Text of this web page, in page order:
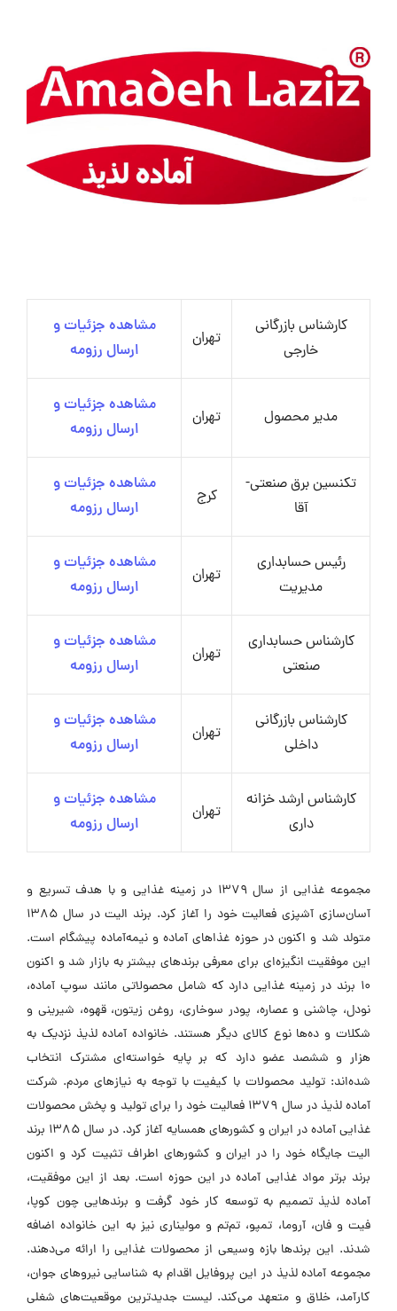
کارشناس بازرگانی
خارجی
تهران
مشاهده جزئیات و
ارسال رزومه
مدیر محصول تهران
مشاهده جزئیات و
ارسال رزومه
تکنسین برق صنعتی-
آقا
کرج
مشاهده جزئیات و
ارسال رزومه
رئیس حسابداری
مدیریت
تهران
مشاهده جزئیات و
ارسال رزومه
کارشناس حسابداری
صنعتی
تهران
مشاهده جزئیات و
ارسال رزومه
کارشناس بازرگانی
داخلی
تهران
مشاهده جزئیات و
ارسال رزومه
کارشناس ارشد خزانه
داری
تهران
مشاهده جزئیات و
ارسال رزومه
مجموعه غذایی از سال 1379 در زمینه غذایی و با هدف تسریع و
آسان‌سازی آشپزی فعالیت خود را آغاز کرد. برند الیت در سال 1385
متولد شد و اکنون در حوزه غذاهای آماده و نیمه‌آماده پیشگام است.
این موفقیت انگیزه‌ای برای معرفی برندهای بیشتر به بازار شد و اکنون
10 برند در زمینه غذایی دارد که شامل محصولاتی مانند سوپ آماده،
نودل، چاشنی و عصاره، پودر سوخاری، روغن زیتون، قهوه، شیرینی و
شکلات و ده‌ها نوع کالای دیگر هستند. خانواده آماده لذیذ نزدیک به
هزار و ششصد عضو دارد که بر پایه خواسته‌ای مشترک انتخاب
شده‌اند: تولید محصولات با کیفیت با توجه به نیازهای مردم. شرکت
آماده لذیذ در سال 1379 فعالیت خود را برای تولید و پخش محصولات
غذایی آماده در ایران و کشورهای همسایه آغاز کرد. در سال 1385 برند
الیت جایگاه خود را در ایران و کشورهای اطراف تثبیت کرد و اکنون
برند برتر مواد غذایی آماده در این حوزه است. بعد از این موفقیت،
آماده لذیذ تصمیم به توسعه کار خود گرفت و برندهایی چون کوپا،
فیت و فان، آروما، تمپو، تم‌تم و مولیناری نیز به این خانواده اضافه
شدند. این برندها بازه وسیعی از محصولات غذایی را ارائه می‌دهند.
مجموعه آماده لذیذ در این پروفایل اقدام به شناسایی نیروهای جوان،
کارآمد، خلاق و متعهد می‌کند. لیست جدیدترین موقعیت‌های شغلی